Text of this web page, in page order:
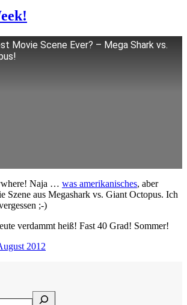
Movie Scene Ever? – Mega Shark vs.
Naja … was amerikanisches, aber
Szene aus Megashark vs. Giant Octopus. Ich
;-)
verdammt heiß! Fast 40 Grad! Sommer!
2012